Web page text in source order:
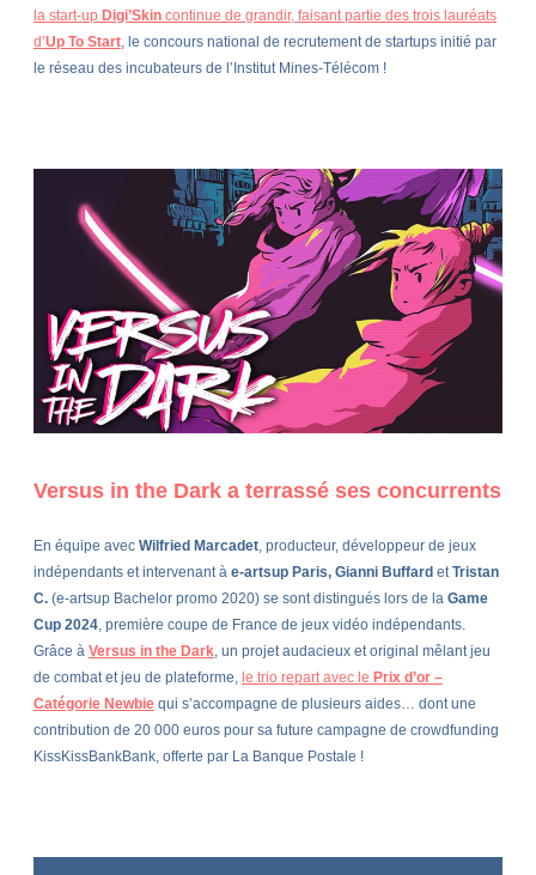
la start-up Digi’Skin continue de grandir, faisant partie des trois lauréats
d’Up To Start, le concours national de recrutement de startups initié par
le réseau des incubateurs de l’Institut Mines-Télécom !
Versus in the Dark a terrassé ses concurrents
En équipe avec Wilfried Marcadet , producteur, développeur de jeux
indépendants et intervenant à e-artsup Paris, Gianni Buffard et Tristan
C. (e-artsup Bachelor promo 2020) se sont distingués lors de la Game
Cup 2024 , première coupe de France de jeux vidéo indépendants.
Grâce à Versus in the Dark , un projet audacieux et original mêlant jeu
de combat et jeu de plateforme, le trio repart avec le Prix d’or –
Catégorie Newbie qui s’accompagne de plusieurs aides… dont une
contribution de 20 000 euros pour sa future campagne de crowdfunding
KissKissBankBank, offerte par La Banque Postale !